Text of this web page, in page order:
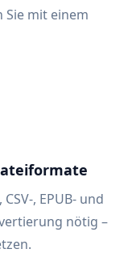
Sie mit einem
CSV-, EPUB- und
nötig –